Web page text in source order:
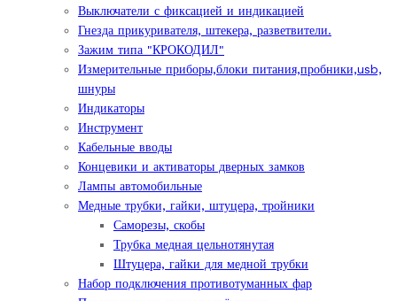
Выключатели с фиксацией и индикацией
Гнезда прикуривателя, штекера, разветвители.
Зажим типа "КРОКОДИЛ"
Измерительные приборы,блоки питания,пробники,usb,
шнуры
Индикаторы
Инструмент
Кабельные вводы
Концевики и активаторы дверных замков
Лампы автомобильные
Медные трубки, гайки, штуцера, тройники
Саморезы, скобы
Трубка медная цельнотянутая
Штуцера, гайки для медной трубки
Набор подключения противотуманных фар